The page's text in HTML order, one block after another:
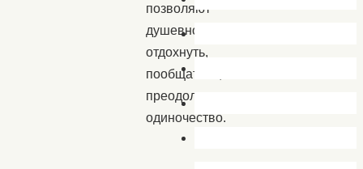
позволяют
душевно
отдохнуть,
пообщаться,
преодолеть
одиночество.